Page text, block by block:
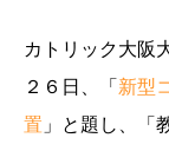
カトリック大阪
２６日、「 新型
置 」と題し、「